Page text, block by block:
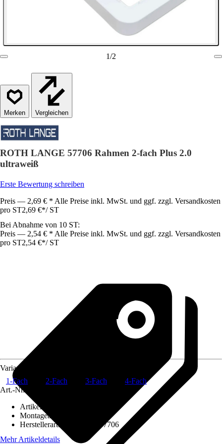
1/2
Vergleichen
ROTH LANGE 57706 Rahmen 2-fach Plus 2.0
ultraweiß
Erste Bewertung schreiben
Preis — 2,69 € * Alle Preise inkl. MwSt. und ggf. zzgl. Versandkosten
pro ST2,69 €*/ ST
Bei Abnahme von 10 ST:
Preis — 2,54 € * Alle Preise inkl. MwSt. und ggf. zzgl. Versandkosten
pro ST2,54 €*/ ST
Variante
1-Fach
2-Fach 3-Fach
4-Fach
Art.-Nr.
Artikeltyp
Montageart
Herstellerartikelnummer
57706
Mehr Artikeldetails